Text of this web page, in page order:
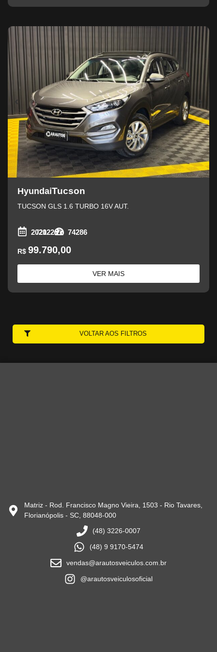
HyundaiTucson
TUCSON GLS 1.6 TURBO 16V AUT.
2021
/2022 74286
R$99.790,00
VER MAIS
VOLTAR AOS FILTROS
Matriz - Rod. Francisco Magno Vieira, 1503 - Rio Tavares,
Florianópolis - SC, 88048-000
(48) 3226-0007
(48) 9 9170-5474
vendas@arautosveiculos.com.br
@arautosveiculosoficial